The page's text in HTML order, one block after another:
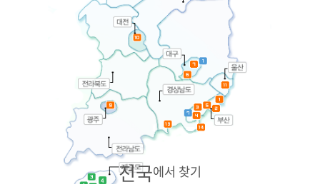
전국에서 찾기